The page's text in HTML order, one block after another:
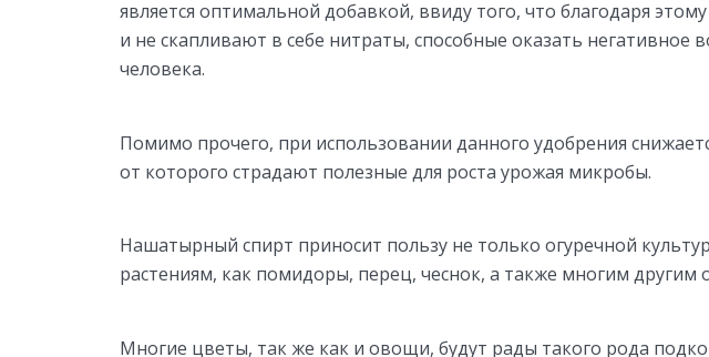
является оптимальной добавкой, ввиду того, что благодаря
и не скапливают в себе нитраты, способные оказать негативное
человека.
Помимо прочего, при использовании данного удобрения
от которого страдают полезные для роста урожая микробы.
Нашатырный спирт приносит пользу не только огуречной
растениям, как помидоры, перец, чеснок, а также многим
Многие цветы, так же как и овощи, будут рады такого рода